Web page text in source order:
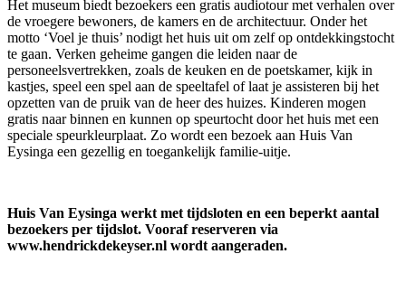
Het museum biedt bezoekers een gratis audiotour met verhalen over
de vroegere bewoners, de kamers en de architectuur. Onder het
motto ‘Voel je thuis’ nodigt het huis uit om zelf op ontdekkingstocht
te gaan. Verken geheime gangen die leiden naar de
personeelsvertrekken, zoals de keuken en de poetskamer, kijk in
kastjes, speel een spel aan de speeltafel of laat je assisteren bij het
opzetten van de pruik van de heer des huizes. Kinderen mogen
gratis naar binnen en kunnen op speurtocht door het huis met een
speciale speurkleurplaat. Zo wordt een bezoek aan Huis Van
Eysinga een gezellig en toegankelijk familie-uitje.
Huis Van Eysinga werkt met tijdsloten en een beperkt aantal
bezoekers per tijdslot. Vooraf reserveren via
www.hendrickdekeyser.nl wordt aangeraden.